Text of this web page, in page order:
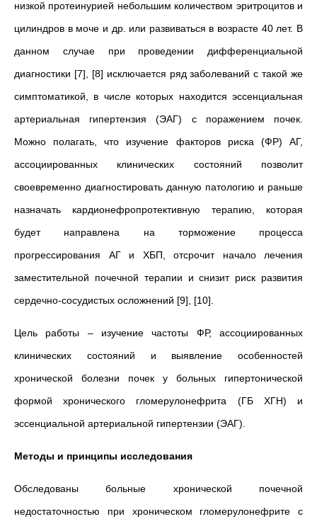
низкой протеинурией небольшим количеством эритроцитов и
цилиндров в моче и др. или развиваться в возрасте 40 лет. В
данном случае при проведении дифференциальной
диагностики [7], [8] исключается ряд заболеваний с такой же
симптоматикой, в числе которых находится эссенциальная
артериальная гипертензия (ЭАГ) с поражением почек.
Можно полагать, что изучение факторов риска (ФР) АГ,
ассоциированных клинических состояний позволит
своевременно диагностировать данную патологию и раньше
назначать кардионефропротективную терапию, которая
будет направлена на торможение процесса
прогрессирования АГ и ХБП, отсрочит начало лечения
заместительной почечной терапии и снизит риск развития
сердечно-сосудистых осложнений [9], [10].
Цель работы – изучение частоты ФР, ассоциированных
клинических состояний и выявление особенностей
хронической болезни почек у больных гипертонической
формой хронического гломерулонефрита (ГБ ХГН) и
эссенциальной артериальной гипертензии (ЭАГ).
Методы и принципы исследования
Обследованы больные хронической почечной
недостаточностью при хроническом гломерулонефрите с